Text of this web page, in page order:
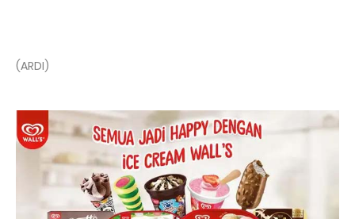
(ARDI)